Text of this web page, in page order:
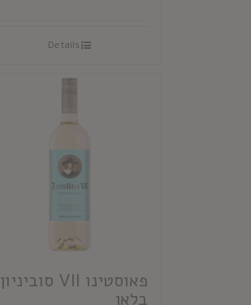
Details
פאוסטינו VII סוביניון
בלאן